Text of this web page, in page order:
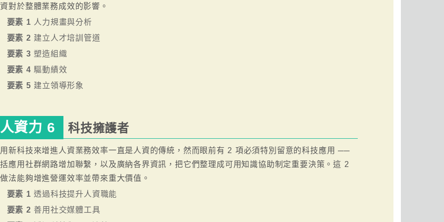
對於整體業務成效的影響。
要素 1 人力規畫與分析
要素 2 建立人才培訓管道
要素 3塑造組織
要素 4 驅動績效
要素 5 建立領導形象
人資力 6 科技擁護者
新科技來增進人資業務效率一直是人資的傳統，然而眼前有 2 項必須特別留意的科技應用 ──
應用社群網路增加聯繫，以及廣納各界資訊，把它們整理成可用知識協助制定重要決策。這 2
法能夠增進營運效率並帶來重大價值。
要素 1透過科技提升人資職能
要素 2 善用社交媒體工具